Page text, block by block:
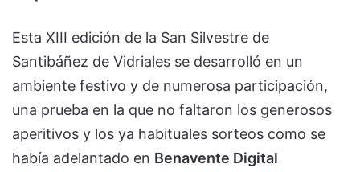
Esta XIII edición de la San Silvestre de
Santibáñez de Vidriales se desarrolló en un
ambiente festivo y de numerosa participación,
una prueba en la que no faltaron los generosos
aperitivos y los ya habituales sorteos como se
había adelantado en Benavente Digital